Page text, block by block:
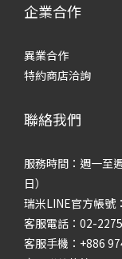
企業合作
異業合作
特約商店洽詢
聯絡我們
服務時間：週一至
日）
瑞米LINE官方帳號
客服電話：02-
客服手機：+886